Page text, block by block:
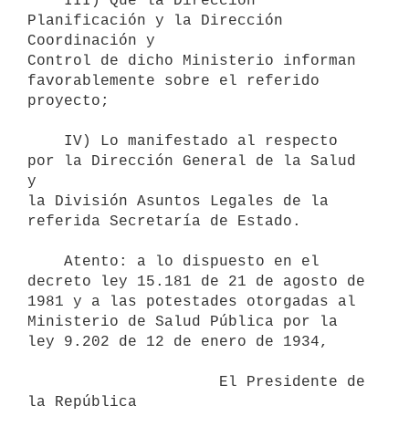
Planificación y la Dirección
Coordinación y
Control de dicho Ministerio informan
favorablemente sobre el referido
proyecto;
por la Dirección General de la Salud
y
la División Asuntos Legales de la
referida Secretaría de Estado.
decreto ley 15.181 de 21 de agosto de
1981 y a las potestades otorgadas al
Ministerio de Salud Pública por la
ley 9.202 de 12 de enero de 1934,
la República